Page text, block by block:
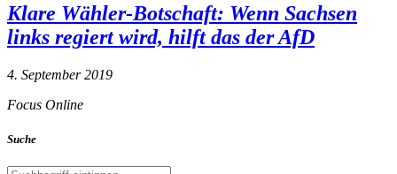
Klare Wähler-Botschaft: Wenn Sachsen
links regiert wird, hilft das der AfD
4. September 2019
Focus Online
Suche